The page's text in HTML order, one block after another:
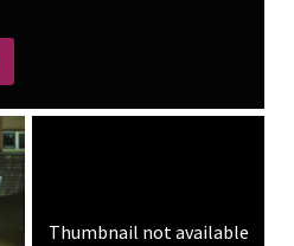
Thumbnail not available